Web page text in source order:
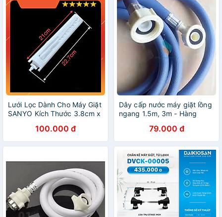
Lưới Lọc Dành Cho Máy Giặt
SANYO Kích Thước 3.8cm x
100.000 đ
Dây cấp nước máy giặt lồng
ngang 1.5m, 3m - Hàng
79.000 đ